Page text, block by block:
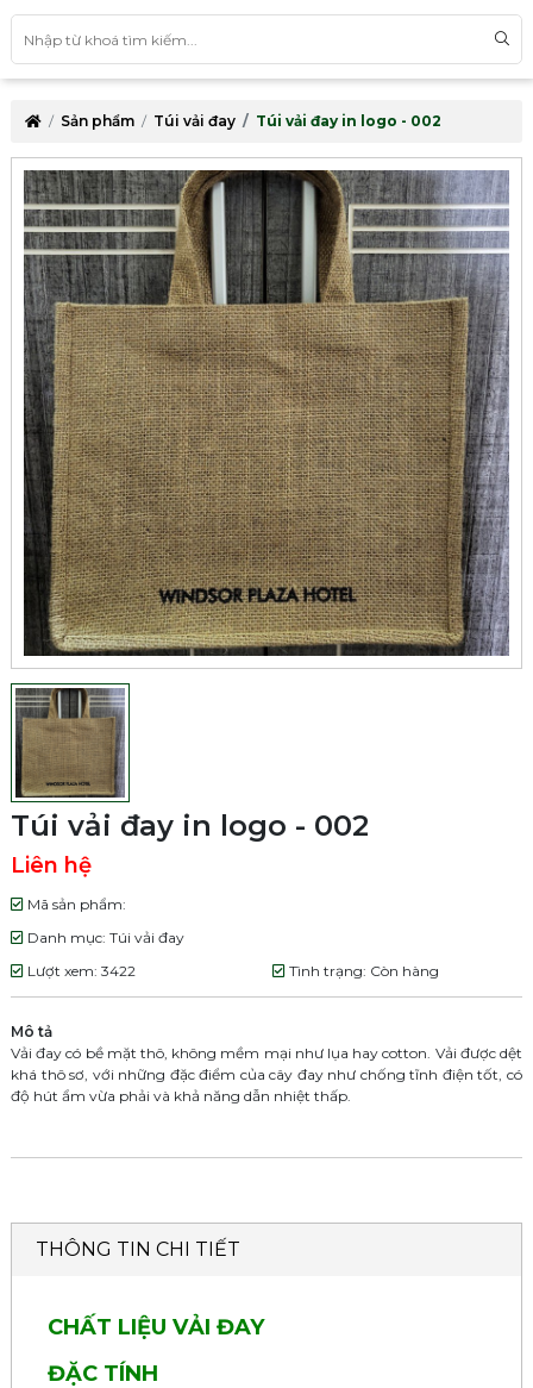
Sản phẩm Túi vải đay Túi vải đay in logo - 002
Túi vải đay in logo - 002
Liên hệ
Mã sản phẩm:
Danh mục: Túi vải đay
Lượt xem: 3422
Tình trạng: Còn hàng
Mô tả
Vải đay có bề mặt thô, không mềm mại như lụa hay cotton. Vải được dệt
khá thô sơ, với những đặc điểm của cây đay như chống tĩnh điện tốt, có
độ hút ẩm vừa phải và khả năng dẫn nhiệt thấp.
THÔNG TIN CHI TIẾT
CHẤT LIỆU VẢI ĐAY
ĐẶC TÍNH